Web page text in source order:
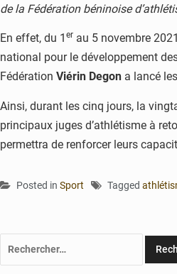
de la Fédération béninoise
En effet, du 1 er au 5 novembre
national pour le développement
Fédération Viérin Degon a lancé
Ainsi, durant les cinq jours, la
principaux juges d’athlétisme à
permettra de renforcer leurs
Posted in Sport Tagged